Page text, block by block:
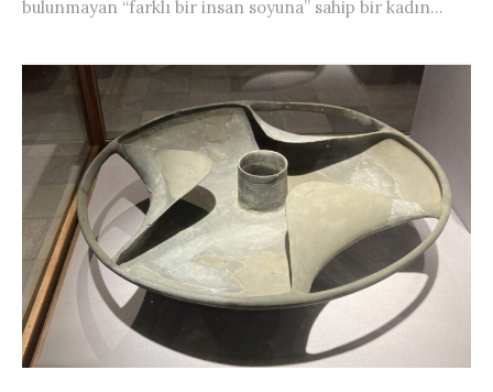
bulunmayan “farklı bir insan soyuna” sahip bir kadın...